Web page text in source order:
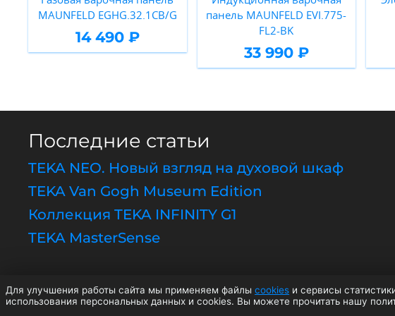
MAUNFELD EGHG.32.1CB/G
14 490 ₽
панель MAUNFELD EVI.775-
FL2-BK
33 990 ₽
Последние статьи
TEKA NEO. Новый взгляд на духовой шкаф
TEKA Van Gogh Museum Edition
Коллекция TEKA INFINITY G1
TEKA MasterSense
© 2026 moyki1.ru
Для улучшения работы сайта мы применяем файлыcookies и сервисы
использования персональных данных и cookies. Вы можете прочитать нашу